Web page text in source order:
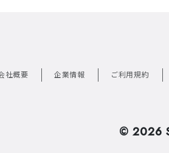
社概要 企業情報 ご利用規約
© 2026